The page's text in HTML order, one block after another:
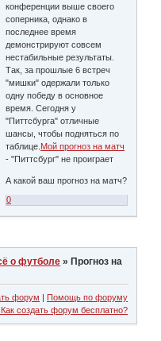
конференции выше своего
соперника, однако в
последнее время
демонстрируют совсем
нестабильные результаты.
Так, за прошлые 6 встреч
"мишки" одержали только
одну победу в основное
время. Сегодня у
"Питтсбурга" отличные
шансы, чтобы подняться по
таблице. Мой прогноз на матч
- "Питтсбург" не проиграет
А какой ваш прогноз на матч?
0
о футболе »Прогноз на
форум | Помощь по форуму